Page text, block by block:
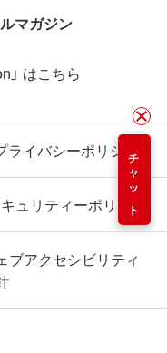
チャット
マガジン
」 はこちら
ライバシーポリシー
ュリティーポリシー
ブアクセシビリティ